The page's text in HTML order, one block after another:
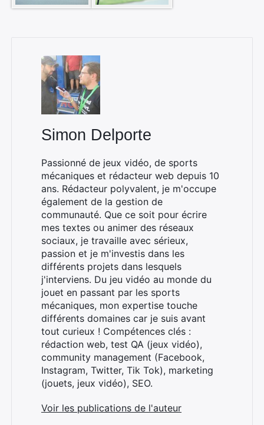
Simon Delporte
Passionné de jeux vidéo, de sports
mécaniques et rédacteur web depuis 10
ans. Rédacteur polyvalent, je m'occupe
également de la gestion de
communauté. Que ce soit pour écrire
mes textes ou animer des réseaux
sociaux, je travaille avec sérieux,
passion et je m'investis dans les
différents projets dans lesquels
j'interviens. Du jeu vidéo au monde du
jouet en passant par les sports
mécaniques, mon expertise touche
différents domaines car je suis avant
tout curieux ! Compétences clés :
rédaction web, test QA (jeux vidéo),
community management (Facebook,
Instagram, Twitter, Tik Tok), marketing
(jouets, jeux vidéo), SEO.
Voir les publications de l'auteur